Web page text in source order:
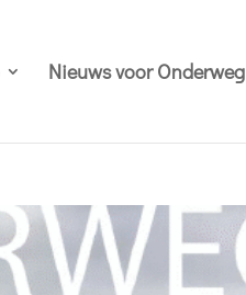
Nieuws voor Onderweg